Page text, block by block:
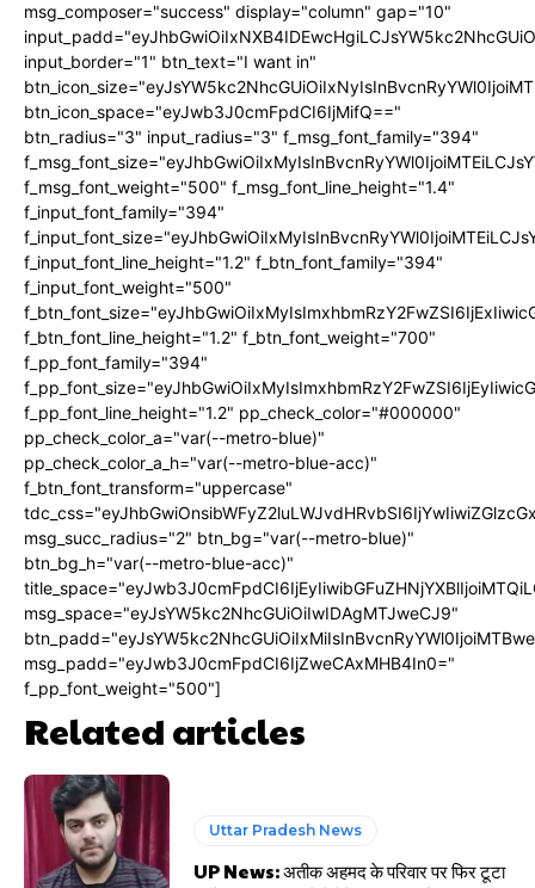
msg_composer="success" display="column" gap="10"
input_border="1" btn_text="I want in"
btn_icon_space="eyJwb3J0cmFpdCI6IjMifQ=="
btn_radius="3" input_radius="3" f_msg_font_family="394"
f_msg_font_weight="500" f_msg_font_line_height="1.4"
f_input_font_family="394"
f_input_font_line_height="1.2" f_btn_font_family="394"
f_input_font_weight="500"
f_btn_font_line_height="1.2" f_btn_font_weight="700"
f_pp_font_family="394"
f_pp_font_line_height="1.2" pp_check_color="#000000"
pp_check_color_a="var(--metro-blue)"
pp_check_color_a_h="var(--metro-blue-acc)"
f_btn_font_transform="uppercase"
msg_succ_radius="2" btn_bg="var(--metro-blue)"
btn_bg_h="var(--metro-blue-acc)"
msg_space="eyJsYW5kc2NhcGUiOiIwIDAgMTJweCJ9"
msg_padd="eyJwb3J0cmFpdCI6IjZweCAxMHB4In0="
f_pp_font_weight="500"]
Related articles
Uttar Pradesh News
UP News: अतीक अहमद के परिवार पर फिर टूटा